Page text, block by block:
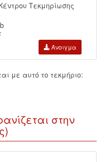
Τεκμηρίωσης
Άνοιγμα
με αυτό το τεκμήριο:
στην